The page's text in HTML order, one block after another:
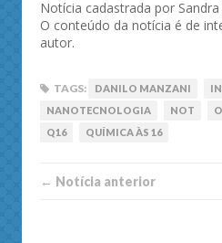
Notícia cadastrada por
O conteúdo da notícia é de
autor.
TAGS: DANILO MANZANI
NANOTECNOLOGIA
NOT
Q16
QUÍMICA ÀS 16
← Notí­cia anterior